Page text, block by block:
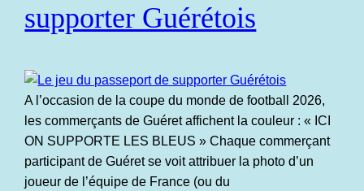
supporter Guérétois
A l’occasion de la coupe du monde de football 2026,
les commerçants de Guéret affichent la couleur : « ICI
ON SUPPORTE LES BLEUS » Chaque commerçant
participant de Guéret se voit attribuer la photo d’un
joueur de l’équipe de France (ou du